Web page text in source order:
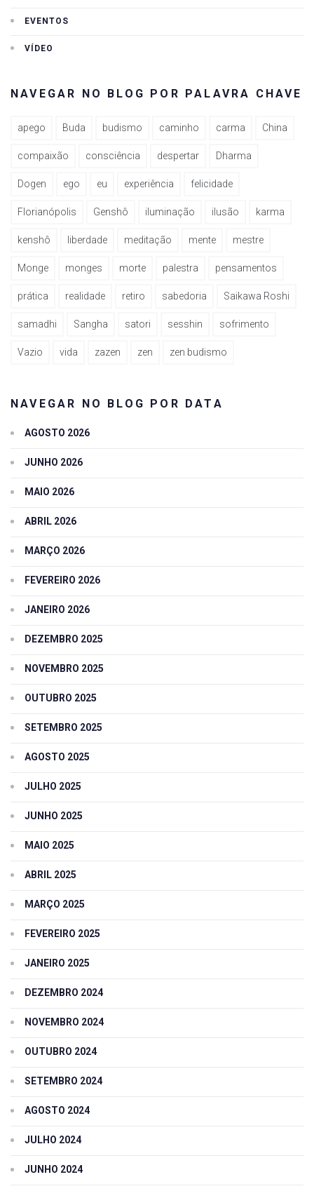
EVENTOS
VÍDEO
NAVEGAR NO BLOG POR PALAVRA CHAVE
apego Buda budismo caminho carma China
compaixão consciência despertar Dharma
Dogen ego eu experiência felicidade
Florianópolis Genshô iluminação ilusão karma
kenshô liberdade meditação mente mestre
Monge monges morte palestra pensamentos
prática realidade retiro sabedoria Saikawa Roshi
samadhi Sangha satori sesshin sofrimento
Vazio vida zazen zen zen budismo
NAVEGAR NO BLOG POR DATA
AGOSTO 2026
JUNHO 2026
MAIO 2026
ABRIL 2026
MARÇO 2026
FEVEREIRO 2026
JANEIRO 2026
DEZEMBRO 2025
NOVEMBRO 2025
OUTUBRO 2025
SETEMBRO 2025
AGOSTO 2025
JULHO 2025
JUNHO 2025
MAIO 2025
ABRIL 2025
MARÇO 2025
FEVEREIRO 2025
JANEIRO 2025
DEZEMBRO 2024
NOVEMBRO 2024
OUTUBRO 2024
SETEMBRO 2024
AGOSTO 2024
JULHO 2024
JUNHO 2024